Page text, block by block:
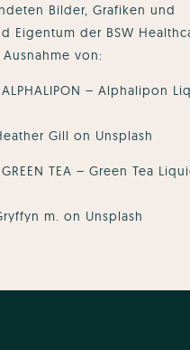
Bilder, Grafiken und
Eigentum der BSW
von:
ALPHALIPON – Alphalipon
Gill on Unsplash
GREEN TEA – Green Tea
m. on Unsplash